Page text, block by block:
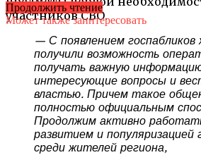
участников СВО.
— С появлением
получили возможность
получать важную
интересующие вопросы и
властью. Причем такое
полностью официальным
Продолжим активно
развитием и популяризацией
среди жителей региона,
Продолжить чтение
Может также заинтересовать